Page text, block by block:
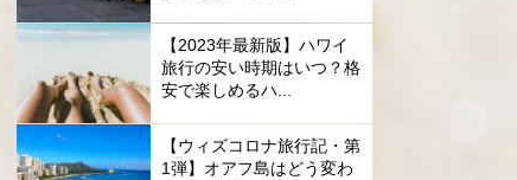
【2023年最新版】ハワイ
旅行の安い時期はいつ？格
安で楽しめるハ...
【ウィズコロナ旅行記・第
1弾】オアフ島はどう変わ